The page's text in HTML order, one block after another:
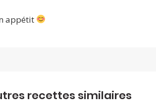
appétit
recettes similaires